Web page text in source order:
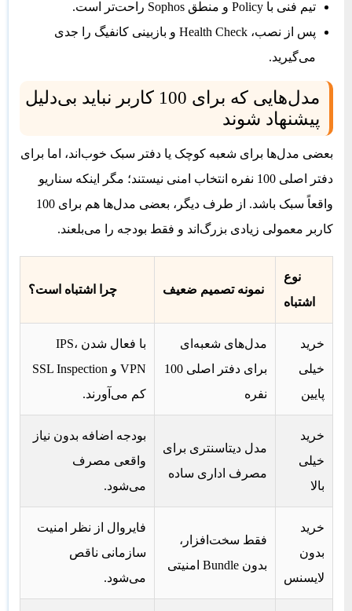
تیم فنی با Policy و منطق Sophos راحت‌تر است.
پس از نصب، Health Check و بازبینی کانفیگ را جدی
می‌گیرید.
مدل‌هایی که برای 100 کاربر نباید بی‌دلیل
پیشنهاد شوند
بعضی مدل‌ها برای شعبه کوچک یا دفتر سبک خوب‌اند، اما برای
دفتر اصلی 100 نفره انتخاب امنی نیستند؛ مگر اینکه سناریو
واقعاً سبک باشد. از طرف دیگر، بعضی مدل‌ها هم برای 100
کاربر معمولی زیادی بزرگ‌اند و فقط بودجه را می‌بلعند.
نوع
اشتباه
نمونه تصمیم ضعیف چرا اشتباه است؟
خرید
خیلی
پایین
مدل‌های شعبه‌ای
برای دفتر اصلی 100
نفره
با فعال شدن IPS،
VPN و SSL Inspection
کم می‌آورند.
خرید
خیلی
بالا
مدل دیتاسنتری برای
مصرف اداری ساده
بودجه اضافه بدون نیاز
واقعی مصرف
می‌شود.
خرید
بدون
لایسنس
فقط سخت‌افزار،
بدون Bundle امنیتی
فایروال از نظر امنیت
سازمانی ناقص
می‌شود.